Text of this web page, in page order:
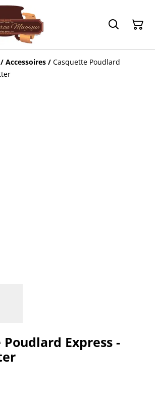
/ Accessoires / Casquette Poudlard
Express -